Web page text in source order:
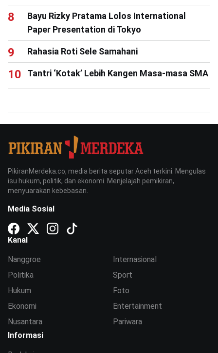
Bayu Rizky Pratama Lolos International
Paper Presentation di Tokyo
Rahasia Roti Sele Samahani
Tantri ‘Kotak’ Lebih Kangen Masa-masa SMA
PikiranMerdeka.co, media berita seputar Aceh terkini. Mengulas
isu hukum, politik, dan ekonomi. Menjelajah pemikiran,
menyuarakan kebebasan.
Media Sosial
Kanal
Nanggroe
Politika
Hukum
Ekonomi
Nusantara
Internasional
Sport
Foto
Entertainment
Pariwara
Informasi